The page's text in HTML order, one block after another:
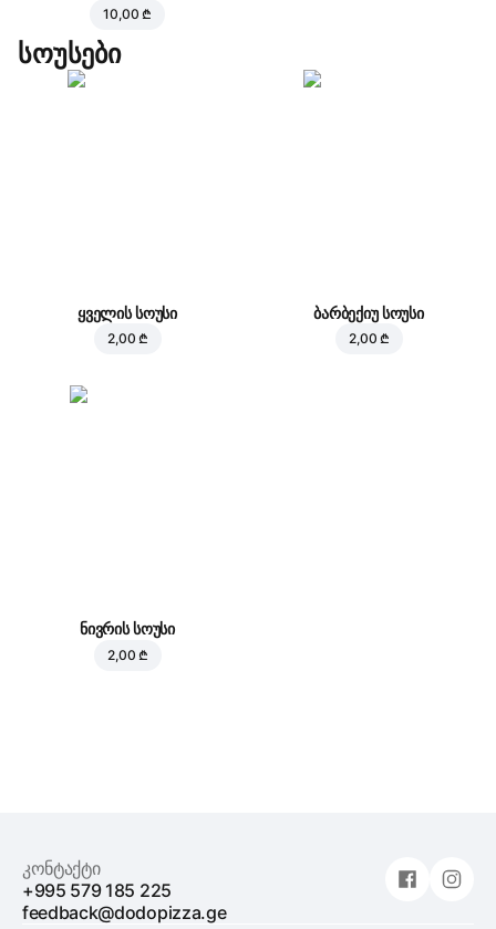
10,00 ₾
სოუსები
ყველის სოუსი
2,00 ₾
ბარბექიუ სოუსი
2,00 ₾
ნივრის სოუსი
2,00 ₾
კონტაქტი
+995 579 185 225
feedback@dodopizza.ge